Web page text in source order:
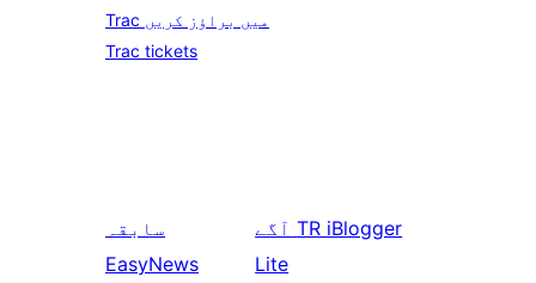
Trac میں براؤز کریں
Trac tickets
سابقہ
EasyNews
آگے TR iBlogger
Lite